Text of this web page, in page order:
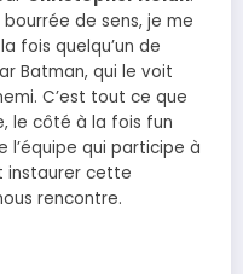
de sens, je me
fois quelqu’un de
Batman, qui le voit
C’est tout ce que
le côté à la fois fun
qui participe à
instaurer cette
rencontre.